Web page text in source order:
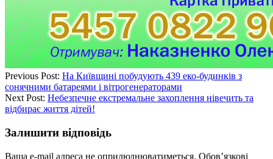
Previous Post: На Київщині побудують 439 еко-будинків з
сонячними батареями і вітрогенераторами
Next Post: Небезпечне екстремальне захоплення нівечить та
відбирає життя дітей!
Залишити відповідь
Ваша e-mail адреса не оприлюднюватиметься. Обов’язкові